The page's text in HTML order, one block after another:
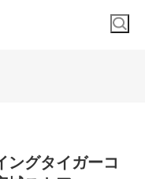
グタイガーコ